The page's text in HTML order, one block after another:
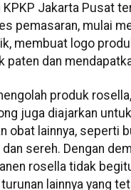
KPKP Jakarta Pusat
pemasaran, mulai
membuat logo
paten dan
produk
juga diajarkan
obat lainnya, seperti
dan sereh. Dengan
rosella tidak
lainnya yang